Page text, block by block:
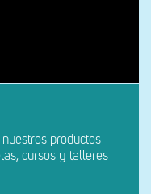
productos
cursos y talleres